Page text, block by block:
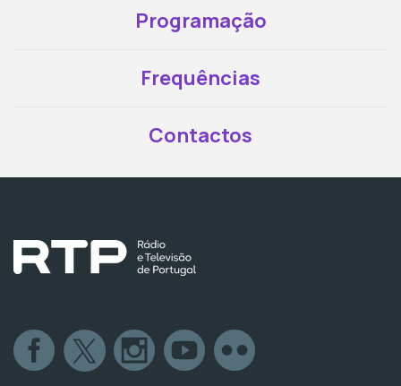
Programação
Frequências
Contactos